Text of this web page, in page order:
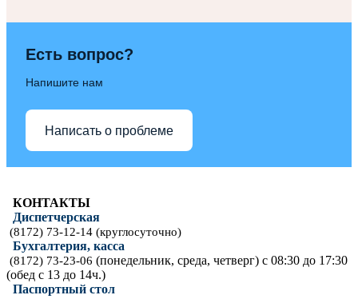
Есть вопрос?
Напишите нам
Написать о проблеме
КОНТАКТЫ
Диспетчерская
(8172) 73-12-14 (круглосуточно)
Бухгалтерия, касса
(8172) 73-23-06 (понедельник, среда, четверг) с 08:30 до 17:30
(обед с 13 до 14ч.)
Паспортный стол